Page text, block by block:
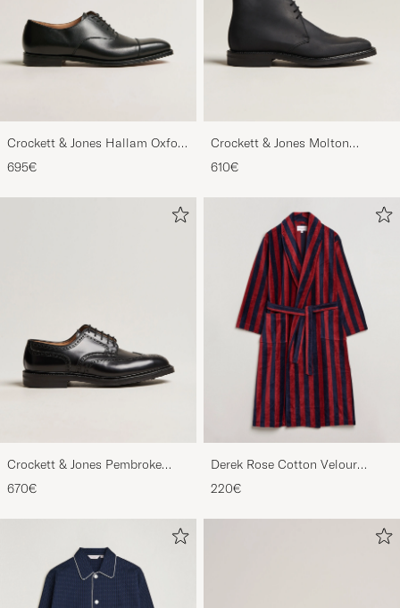
Crockett & Jones Hallam Oxford
Black Calf
695€
Crockett & Jones Molton
Chukka Black Rough-Out Suede
610€
Crockett & Jones Pembroke
Derbys Black Calf
670€
Derek Rose Cotton Velour
Striped Gown Red/Blue
220€